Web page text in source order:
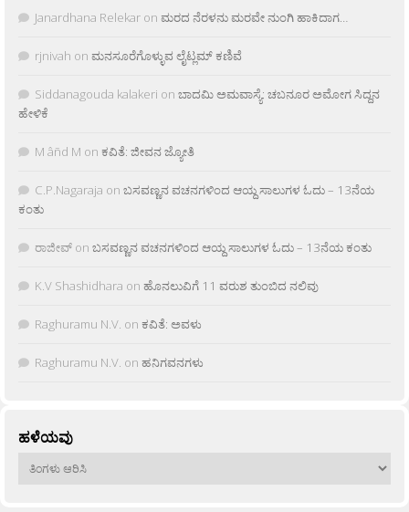
Janardhana Relekar on ಮರದ ನೆರಳನು ಮರವೇ ನುಂಗಿ ಹಾಕಿದಾಗ…
rjnivah on ಮನಸೂರೆಗೊಳ್ಳುವ ಲೈಟ್ಲಮ್ ಕಣಿವೆ
Siddanagouda kalakeri on ಬಾದಮಿ ಅಮವಾಸ್ಯೆ: ಚಬನೂರ ಅಮೋಗ ಸಿದ್ದನ
ಹೇಳಿಕೆ
M âñd M on ಕವಿತೆ: ಜೀವನ ಜ್ಯೋತಿ
C.P.Nagaraja on ಬಸವಣ್ಣನ ವಚನಗಳಿಂದ ಆಯ್ದ ಸಾಲುಗಳ ಓದು – 13ನೆಯ
ಕಂತು
ರಾಜೀವ್ on ಬಸವಣ್ಣನ ವಚನಗಳಿಂದ ಆಯ್ದ ಸಾಲುಗಳ ಓದು – 13ನೆಯ ಕಂತು
K.V Shashidhara on ಹೊನಲುವಿಗೆ 11 ವರುಶ ತುಂಬಿದ ನಲಿವು
Raghuramu N.V. on ಕವಿತೆ: ಅವಳು
Raghuramu N.V. on ಹನಿಗವನಗಳು
ಹಳೆಯವು
ಹಳೆಯವು